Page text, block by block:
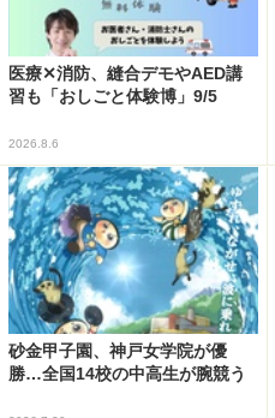
医療✕消防、縫合デモやAED講
習も「おしごと体験博」9/5
2026.8.6
砂金甲子園、神戸女学院が優
勝…全国14校の中高生が腕競う